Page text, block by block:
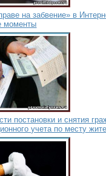
на забвение» в
моменты
постановки и снятия
учета по месту